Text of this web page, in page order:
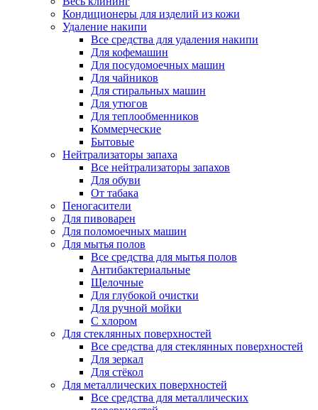
Кондиционеры для изделий из кожи
Удаление накипи
Все средства для удаления накипи
Для кофемашин
Для посудомоечных машин
Для чайников
Для стиральных машин
Для утюгов
Для теплообменников
Коммерческие
Бытовые
Нейтрализаторы запаха
Все нейтрализаторы запахов
Для обуви
От табака
Пеногасители
Для пивоварен
Для поломоечных машин
Для мытья полов
Все средства для мытья полов
Антибактериальные
Щелочные
Для глубокой очистки
Для ручной мойки
С хлором
Для стеклянных поверхностей
Все средства для стеклянных поверхностей
Для зеркал
Для стёкол
Для металлических поверхностей
Все средства для металлических